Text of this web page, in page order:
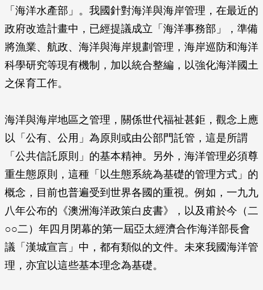
「海洋水產部」。我國針對海洋與海岸管理，在最近的
政府改造計畫中，已經提議成立「海洋事務部」，準備
將漁業、航政、海洋與海岸規劃管理，海岸巡防和海洋
科學研究等現有機制，加以統合整編，以強化海洋國土
之保育工作。
海洋與海岸地區之管理，關係世代福祉甚鉅，觀念上應
以「公有、公用」為原則或由公部門託管，這是所謂
「公共信託原則」的基本精神。另外，海洋管理必須尊
重生態原則，這種「以生態系統為基礎的管理方式」的
概念，目前也普遍受到世界各國的重視。例如，一九九
八年公布的《澳洲海洋政策白皮書》，以及甫於今（二
○○二）年四月閉幕的第一屆亞太經濟合作海洋部長會
議「漢城宣言」中，都有類似的文件。未來我國海洋管
理，亦宜以這些基本理念為基礎。